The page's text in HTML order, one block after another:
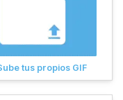
tus propios GIF